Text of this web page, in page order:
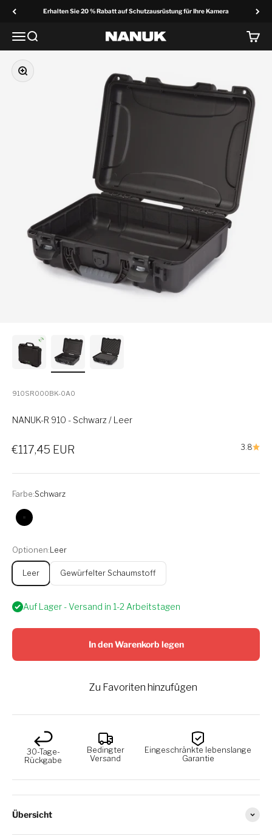
Erhalten Sie 20 % Rabatt auf Schutzausrüstung für Ihre Kamera
MenüSuche NANUK Europa
Vergrößern
910SR000BK-0A0
NANUK-R 910 - Schwarz / Leer
3.8
Verkaufspreis
€117,45 EUR
Farbe:Schwarz
Schwarz
Optionen: Leer
Leer Gewürfelter Schaumstoff
Auf Lager - Versand in 1-2 Arbeitstagen
In den Warenkorb legen
Zu Favoriten hinzufügen
30-Tage-
Rückgabe
Bedingter
Versand
Eingeschränkte lebenslange
Garantie
Übersicht